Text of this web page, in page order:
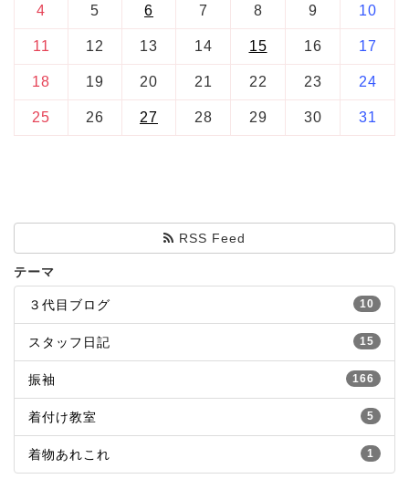
4 5 6 7 8 9 10
11 12 13 14 15 16 17
18 19 20 21 22 23 24
25 26 27 28 29 30 31
RSS Feed
テーマ
10
３代目ブログ
15
スタッフ日記
166
振袖
5
着付け教室
1
着物あれこれ